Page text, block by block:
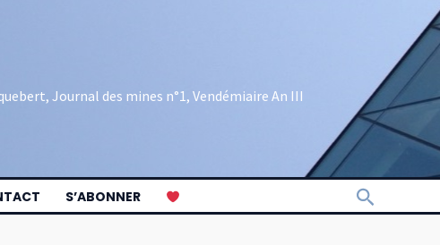
Journal des mines n°1, Vendémiaire An III
S’ABONNER